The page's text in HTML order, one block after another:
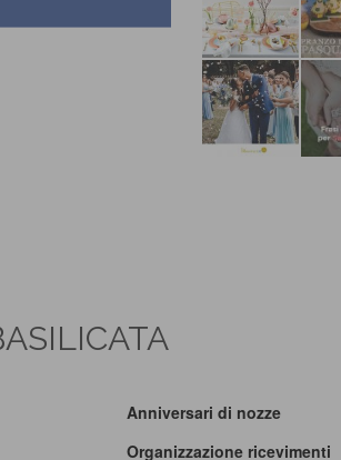
Anniversari di nozze
Organizzazione ricevimenti